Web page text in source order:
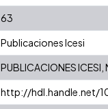
63
Publicaciones Icesi
PUBLICACIONES
http://hdl.handle.net/